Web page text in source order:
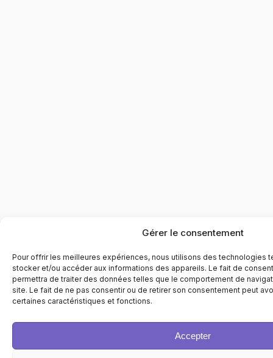
Gérer le consentement
Pour offrir les meilleures expériences, nous utilisons des technologies
stocker et/ou accéder aux informations des appareils. Le fait de
permettra de traiter des données telles que le comportement de
site. Le fait de ne pas consentir ou de retirer son consentement peut
certaines caractéristiques et fonctions.
Accepter